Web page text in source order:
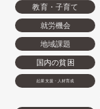
教育・子育て
就労機会
地域課題
国内の貧困
起業支援・人材育成